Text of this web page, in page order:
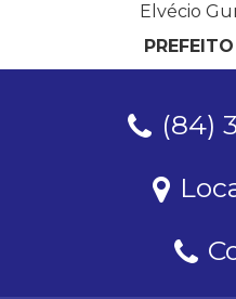
Elvécio
(84)